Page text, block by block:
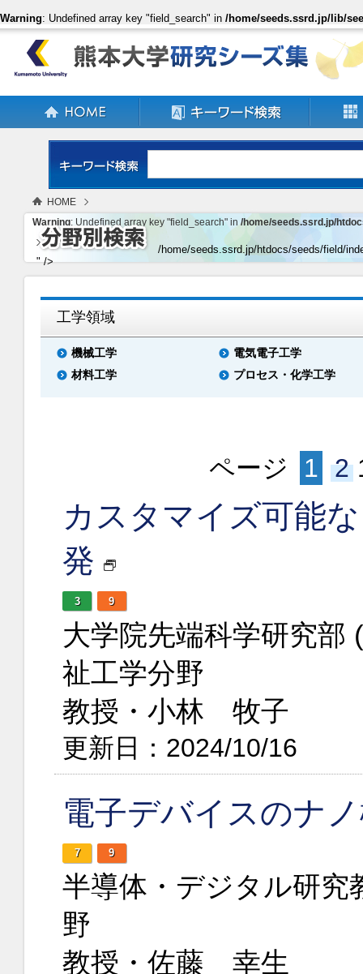
Warning: Undefined array key "field_search" in /home/seeds.ssrd.jp/lib/
HOME
Warning: Undefined array key "field_search" in/home/seeds.ssrd.jp/
工学領域
/home/seeds.ssrd.jp/htdocs/seeds/field/
" />
工学領域
機械工学
電気電子工学
材料工学
プロセス・化学工学
ページ 1 2
カスタマイズ可能
発
3 9
大学院先端科学研究
祉工学分野
教授・小林 牧子
更新日：2024/10/16
電子デバイスのナ
7 9
半導体・デジタル研
野
教授・佐藤 幸生